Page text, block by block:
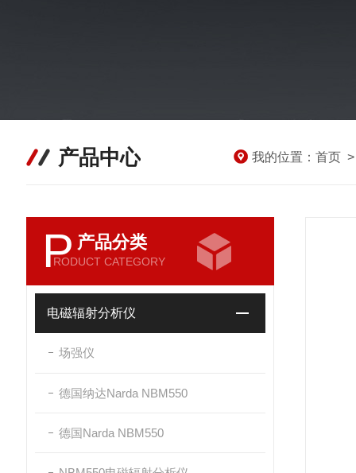
产品中心 我的位置： 首页
P 产品分类
RODUCT CATEGORY
电磁辐射分析仪
场强仪
德国纳达Narda NBM550
德国Narda NBM550